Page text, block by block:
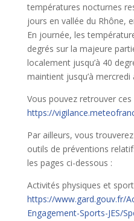
températures nocturnes
jours en vallée du Rhône,
En journée, les
degrés sur la majeure
localement jusqu’à 40
maintient jusqu’à mercredi
Vous pouvez retrouver
https://
Par ailleurs, vous
outils de préventions
les pages ci-dessous :
Activités physiques et
https://www.gard.gouv.fr/
Engagement-Sports-JES/